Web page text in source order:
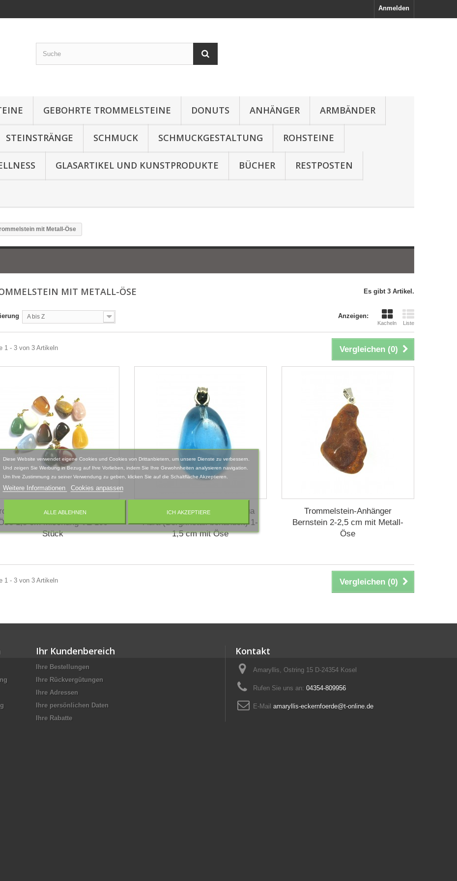
Anmelden
GEBOHRTE TROMMELSTEINE DONUTS ANHÄNGER ARMBÄNDER
STEINSTRÄNGE SCHMUCK SCHMUCKGESTALTUNG ROHSTEINE
GLASARTIKEL UND KUNSTPRODUKTE BÜCHER RESTPOSTEN
mit Metall-Öse
MIT METALL-ÖSE Es gibt 3 Artikel.
Anzeigen:
Kacheln Liste
A bis Z
Vergleichen (0)
1 - 3 von 3 Artikeln
mit silberfarbener
1,5 cm Mischung VE 100
Stück
Trommelstein-Anhänger Aqua
Aura (Bergkristall behandelt) 1-
1,5 cm mit Öse
Trommelstein-Anhänger
Bernstein 2-2,5 cm mit Metall-
Öse
Vergleichen (0)
1 - 3 von 3 Artikeln
Ihr Kundenbereich
Ihre Bestellungen
Ihre Rückvergütungen
Ihre Adressen
Ihre persönlichen Daten
Ihre Rabatte
Kontakt
Amaryllis, Ostring 15 D-24354 Kosel
Rufen Sie uns an: 04354-809956
E-Mail amaryllis-eckernfoerde@t-online.de
Diese Website verwendet eigene Cookies und Cookies von Drittanbietern, um unsere Dienste zu verbessern.
Und zeigen Sie Werbung in Bezug auf Ihre Vorlieben, indem Sie Ihre Gewohnheiten analysieren navigation.
Um Ihre Zustimmung zu seiner Verwendung zu geben, klicken Sie auf die Schaltfläche Akzeptieren.
Weitere Informationen Cookies anpassen
ALLE ABLEHNEN ICH AKZEPTIERE